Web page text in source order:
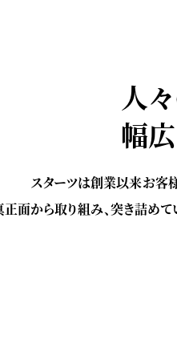
人
幅
スターツは創業以来お客
正面から取り組み、突き詰めて